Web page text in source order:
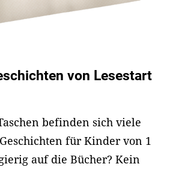
von Lesestart
befinden sich viele
für Kinder von 1
auf die Bücher? Kein